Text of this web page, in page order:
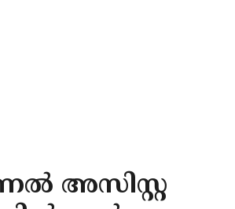
അസിസ്റ്റ